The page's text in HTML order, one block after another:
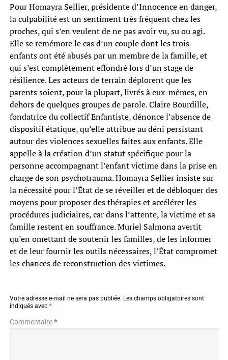
Pour Homayra Sellier, présidente d’Innocence en danger,
la culpabilité est un sentiment très fréquent chez les
proches, qui s’en veulent de ne pas avoir vu, su ou agi.
Elle se remémore le cas d’un couple dont les trois
enfants ont été abusés par un membre de la famille, et
qui s’est complètement effondré lors d’un stage de
résilience. Les acteurs de terrain déplorent que les
parents soient, pour la plupart, livrés à eux-mêmes, en
dehors de quelques groupes de parole. Claire Bourdille,
fondatrice du collectif Enfantiste, dénonce l’absence de
dispositif étatique, qu’elle attribue au déni persistant
autour des violences sexuelles faites aux enfants. Elle
appelle à la création d’un statut spécifique pour la
personne accompagnant l’enfant victime dans la prise en
charge de son psychotrauma. Homayra Sellier insiste sur
la nécessité pour l’État de se réveiller et de débloquer des
moyens pour proposer des thérapies et accélérer les
procédures judiciaires, car dans l’attente, la victime et sa
famille restent en souffrance. Muriel Salmona avertit
qu’en omettant de soutenir les familles, de les informer
et de leur fournir les outils nécessaires, l’État compromet
les chances de reconstruction des victimes.
Votre adresse e-mail ne sera pas publiée. Les champs obligatoires sont
indiqués avec *
Commentaire*